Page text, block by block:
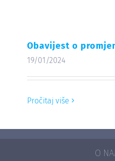
Obavijest o
19/01/2024
Pročitaj više
O